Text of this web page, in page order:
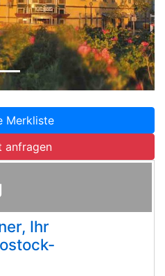
Merkliste
anfragen
Ihr